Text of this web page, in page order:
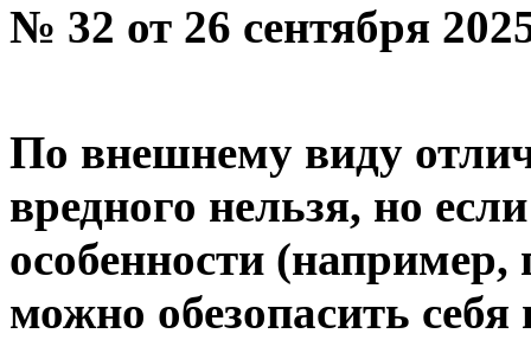
№ 32 от 26 сентября
По внешнему виду
вредного нельзя, но
особенности
можно обезопасить